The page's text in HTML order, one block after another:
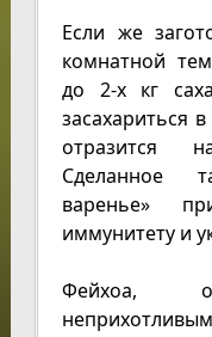
Если же
комнатной
до 2-х кг
засахариться
отразится
Сделанное
варенье»
иммунитету и
Фейхоа,